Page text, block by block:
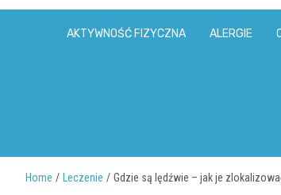
AKTYWNOŚĆ FIZYCZNA ALERGIE
Home Leczenie Gdzie są lędźwie – jak je